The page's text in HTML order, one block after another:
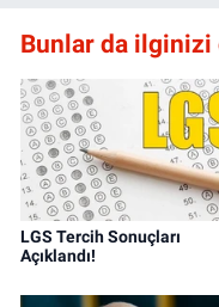
Bunlar da
LGS Tercih Sonuçları
Açıklandı!